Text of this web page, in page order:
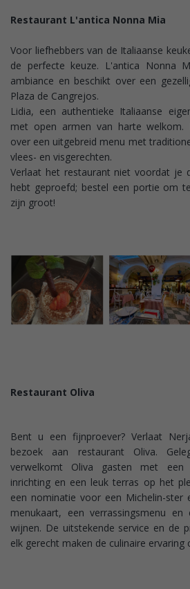
Restaurant L'antica Nonna Mia
Voor liefhebbers van de Italiaanse
de perfecte keuze. L'antica Nonna
ambiance en beschikt over een
Plaza de Cangrejos.
Lidia, een authentieke Italiaanse
met open armen van harte welkom.
over een uitgebreid menu met
vlees- en visgerechten.
Verlaat het restaurant niet voordat je
hebt geproefd; bestel een portie om
zijn groot!
Restaurant Oliva
Bent u een fijnproever? Verlaat
bezoek aan restaurant Oliva.
verwelkomt Oliva gasten met een
inrichting en een leuk terras op het
een nominatie voor een Michelin-ster
menukaart, een verrassingsmenu
wijnen. De uitstekende service en de
elk gerecht maken de culinaire ervaring